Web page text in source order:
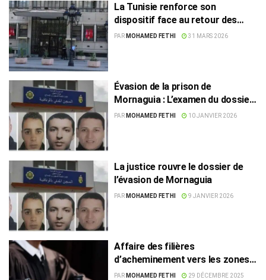
La Tunisie renforce son
dispositif face au retour des
éléments terroristes des zones
PAR MOHAMED FETHI 31 MARS 2026
Évasion de la prison de
Mornaguia : L’examen du dossier
reporté au 13 janvier
PAR MOHAMED FETHI 10 JANVIER 2026
La justice rouvre le dossier de
l’évasion de Mornaguia
PAR MOHAMED FETHI 9 JANVIER 2026
Affaire des filières
d’acheminement vers les zones
de conflit : Les demandes de
PAR MOHAMED FETHI 29 DÉCEMBRE 2025